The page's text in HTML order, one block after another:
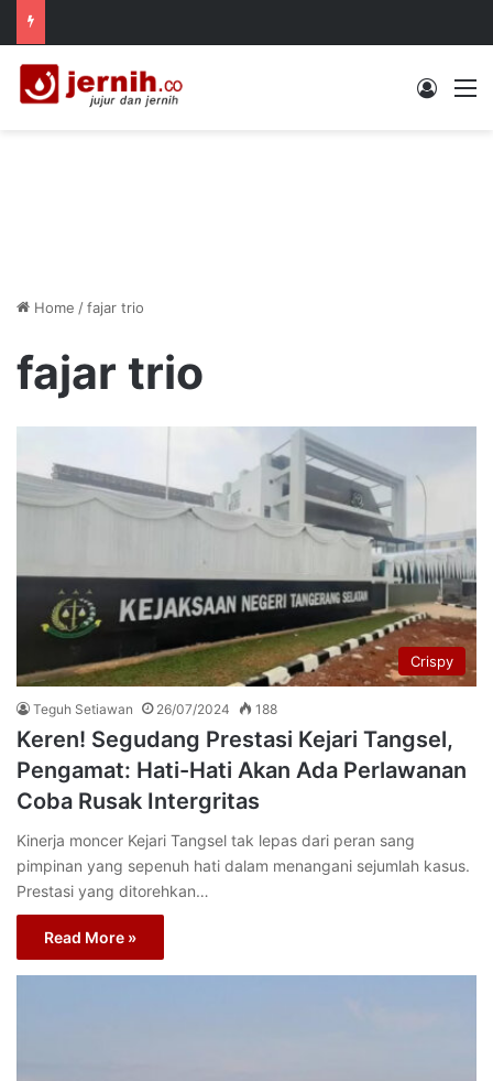
Log In
Home /fajar trio
fajar trio
Crispy
Teguh Setiawan 26/07/2024 188
Keren! Segudang Prestasi Kejari Tangsel,
Pengamat: Hati-Hati Akan Ada Perlawanan
Coba Rusak Intergritas
Kinerja moncer Kejari Tangsel tak lepas dari peran sang
pimpinan yang sepenuh hati dalam menangani sejumlah kasus.
Prestasi yang ditorehkan…
Read More »